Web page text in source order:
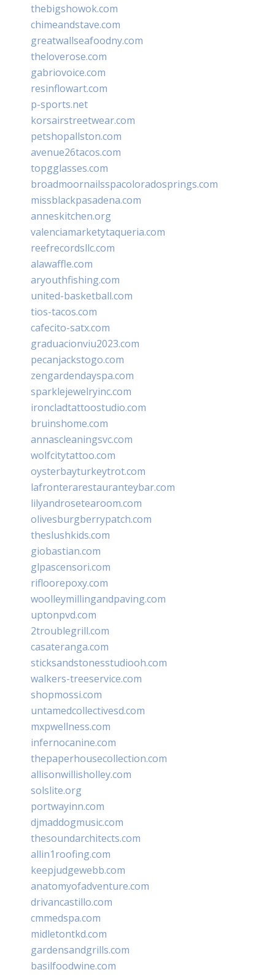
thebigshowok.com
chimeandstave.com
greatwallseafoodny.com
theloverose.com
gabriovoice.com
resinflowart.com
p-sports.net
korsairstreetwear.com
petshopallston.com
avenue26tacos.com
topgglasses.com
broadmoornailsspacoloradosprings.com
missblackpasadena.com
anneskitchen.org
valenciamarketytaqueria.com
reefrecordsllc.com
alawaffle.com
aryouthfishing.com
united-basketball.com
tios-tacos.com
cafecito-satx.com
graduacionviu2023.com
pecanjackstogo.com
zengardendayspa.com
sparklejewelryinc.com
ironcladtattoostudio.com
bruinshome.com
annascleaningsvc.com
wolfcitytattoo.com
oysterbayturkeytrot.com
lafronterarestauranteybar.com
lilyandrosetearoom.com
olivesburgberrypatch.com
theslushkids.com
giobastian.com
glpascensori.com
rifloorepoxy.com
woolleymillingandpaving.com
uptonpvd.com
2troublegrill.com
casateranga.com
sticksandstonesstudiooh.com
walkers-treeservice.com
shopmossi.com
untamedcollectivesd.com
mxpwellness.com
infernocanine.com
thepaperhousecollection.com
allisonwillisholley.com
solslite.org
portwayinn.com
djmaddogmusic.com
thesoundarchitects.com
allin1roofing.com
keepjudgewebb.com
anatomyofadventure.com
drivancastillo.com
cmmedspa.com
midletontkd.com
gardensandgrills.com
basilfoodwine.com